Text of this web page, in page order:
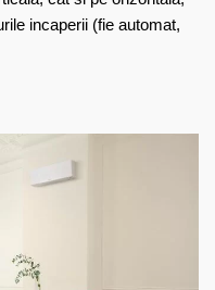
incaperii (fie automat,